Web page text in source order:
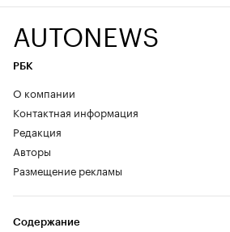
AUTONEWS
РБК
О компании
Контактная информация
Редакция
Авторы
Размещение рекламы
Содержание